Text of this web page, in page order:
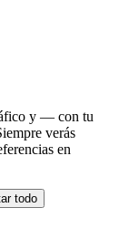
y — con tu
verás
en
todo